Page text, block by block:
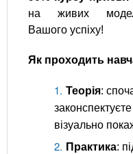
на живих
Вашого успіху!
Як проходить
Теорія:
візуально
Практика: